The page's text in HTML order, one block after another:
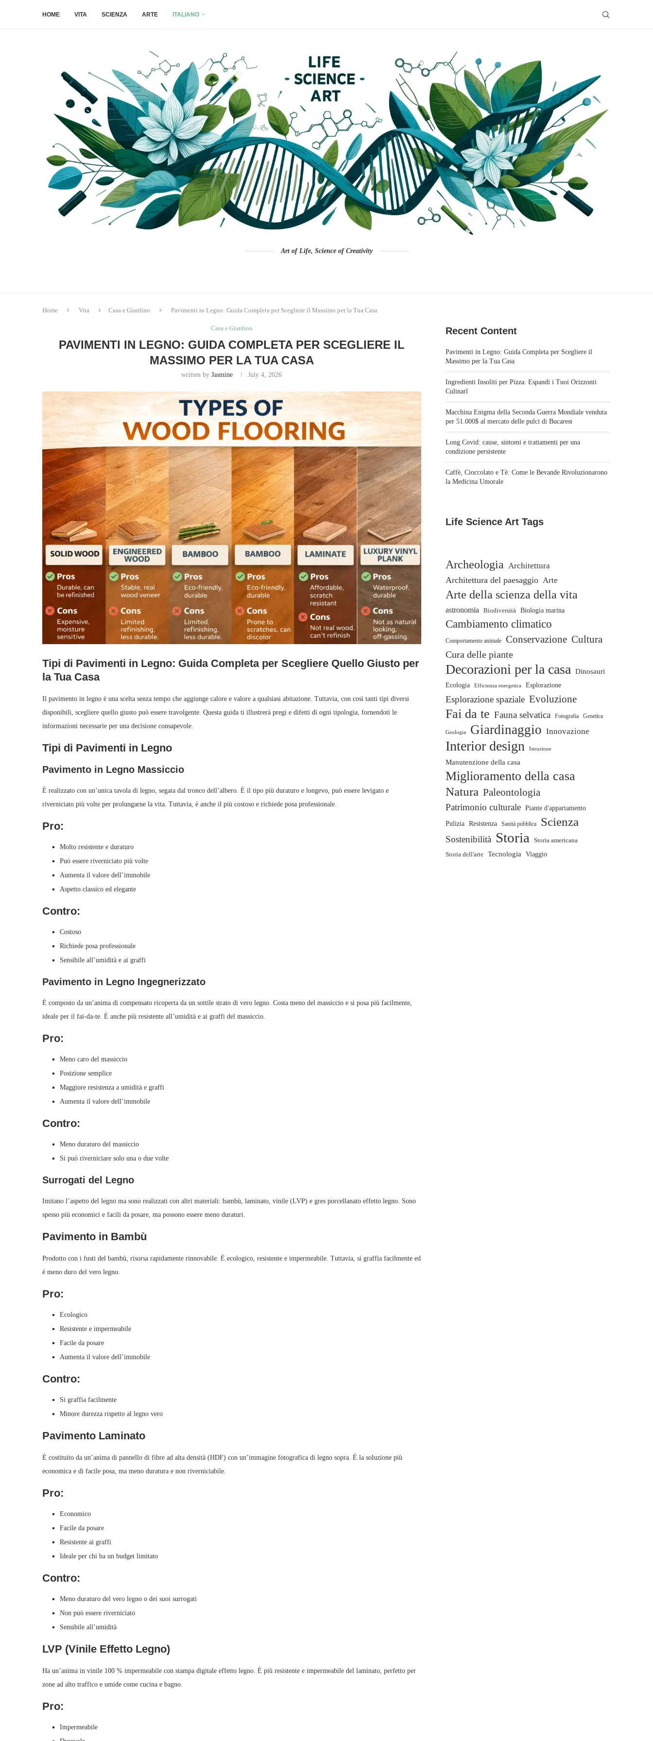
HOME VITA SCIENZA ARTE ITALIANO
Art of Life, Science of Creativity
Home Vita Casa e Giardino Pavimenti in Legno: Guida Completa per Scegliere il Massimo per la Tua Casa
Casa e Giardino
PAVIMENTI IN LEGNO: GUIDA COMPLETA PER SCEGLIERE IL
MASSIMO PER LA TUA CASA
written byJasmine July 4, 2026
Tipi di Pavimenti in Legno: Guida Completa per Scegliere Quello Giusto per
la Tua Casa
Il pavimento in legno è una scelta senza tempo che aggiunge calore e valore a qualsiasi abitazione. Tuttavia, con così tanti tipi diversi
disponibili, scegliere quello giusto può essere travolgente. Questa guida ti illustrerà pregi e difetti di ogni tipologia, fornendoti le
informazioni necessarie per una decisione consapevole.
Tipi di Pavimenti in Legno
Pavimento in Legno Massiccio
È realizzato con un’unica tavola di legno, segata dal tronco dell’albero. È il tipo più duraturo e longevo, può essere levigato e
riverniciato più volte per prolungarne la vita. Tuttavia, è anche il più costoso e richiede posa professionale.
Pro:
Molto resistente e duraturo
Può essere riverniciato più volte
Aumenta il valore dell’immobile
Aspetto classico ed elegante
Contro:
Costoso
Richiede posa professionale
Sensibile all’umidità e ai graffi
Pavimento in Legno Ingegnerizzato
È composto da un’anima di compensato ricoperta da un sottile strato di vero legno. Costa meno del massiccio e si posa più facilmente,
ideale per il fai-da-te. È anche più resistente all’umidità e ai graffi del massiccio.
Pro:
Meno caro del massiccio
Posizione semplice
Maggiore resistenza a umidità e graffi
Aumenta il valore dell’immobile
Contro:
Meno duraturo del massiccio
Si può riverniciare solo una o due volte
Surrogati del Legno
Imitano l’aspetto del legno ma sono realizzati con altri materiali: bambù, laminato, vinile (LVP) e gres porcellanato effetto legno. Sono
spesso più economici e facili da posare, ma possono essere meno duraturi.
Pavimento in Bambù
Prodotto con i fusti del bambù, risorsa rapidamente rinnovabile. È ecologico, resistente e impermeabile. Tuttavia, si graffia facilmente ed
è meno duro del vero legno.
Pro:
Ecologico
Resistente e impermeabile
Facile da posare
Aumenta il valore dell’immobile
Contro:
Si graffia facilmente
Minore durezza rispetto al legno vero
Pavimento Laminato
È costituito da un’anima di pannello di fibre ad alta densità (HDF) con un’immagine fotografica di legno sopra. È la soluzione più
economica e di facile posa, ma meno duratura e non riverniciabile.
Pro:
Economico
Facile da posare
Resistente ai graffi
Ideale per chi ha un budget limitato
Contro:
Meno duraturo del vero legno o dei suoi surrogati
Non può essere riverniciato
Sensibile all’umidità
LVP (Vinile Effetto Legno)
Ha un’anima in vinile 100 % impermeabile con stampa digitale effetto legno. È più resistente e impermeabile del laminato, perfetto per
zone ad alto traffico e umide come cucina e bagno.
Pro:
Impermeabile
Recent Content
Pavimenti in Legno: Guida Completa per Scegliere il
Massimo per la Tua Casa
Ingredienti Insoliti per Pizza: Espandi i Tuoi Orizzonti
Culinarî
Macchina Enigma della Seconda Guerra Mondiale venduta
per 51.000$ al mercato delle pulci di Bucarest
Long Covid: cause, sintomi e trattamenti per una
condizione persistente
Caffè, Cioccolato e Tè: Come le Bevande Rivoluzionarono
la Medicina Umorale
Life Science Art Tags
Archeologia Architettura
Architettura del paesaggio Arte
Arte della scienza della vita
astronomia Biodiversità Biologia marina
Cambiamento climatico
Comportamento animale Conservazione Cultura
Cura delle piante
Decorazioni per la casa Dinosauri
Ecologia Efficienza energetica Esplorazione
Esplorazione spaziale Evoluzione
Fai da te Fauna selvatica Fotografia Genetica
Geologia Giardinaggio Innovazione
Interior design Istruzione
Manutenzione della casa
Miglioramento della casa
Natura Paleontologia
Patrimonio culturale Piante d'appartamento
Pulizia Resistenza Sanità pubblica Scienza
Sostenibilità Storia Storia americana
Storia dell'arte Tecnologia Viaggio